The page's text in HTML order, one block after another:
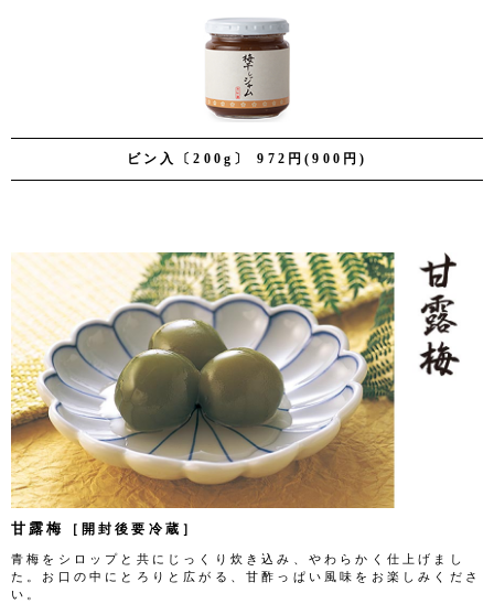
ビン入〔200g〕 972円(900円)
甘露梅 ［開封後要冷蔵］
青梅をシロップと共にじっくり炊き込み、やわらかく仕上げまし
た。お口の中にとろりと広がる、甘酢っぱい風味をお楽しみくださ
い。